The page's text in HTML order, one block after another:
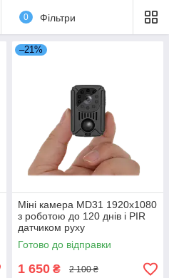
безпосередньо від
по Україні.
каталог
0 Фільтри
–21%
Міні камера MD31 1920x1080
з роботою до 120 днів і PIR
датчиком руху
Готово до відправки
1 650 ₴ 2 100 ₴